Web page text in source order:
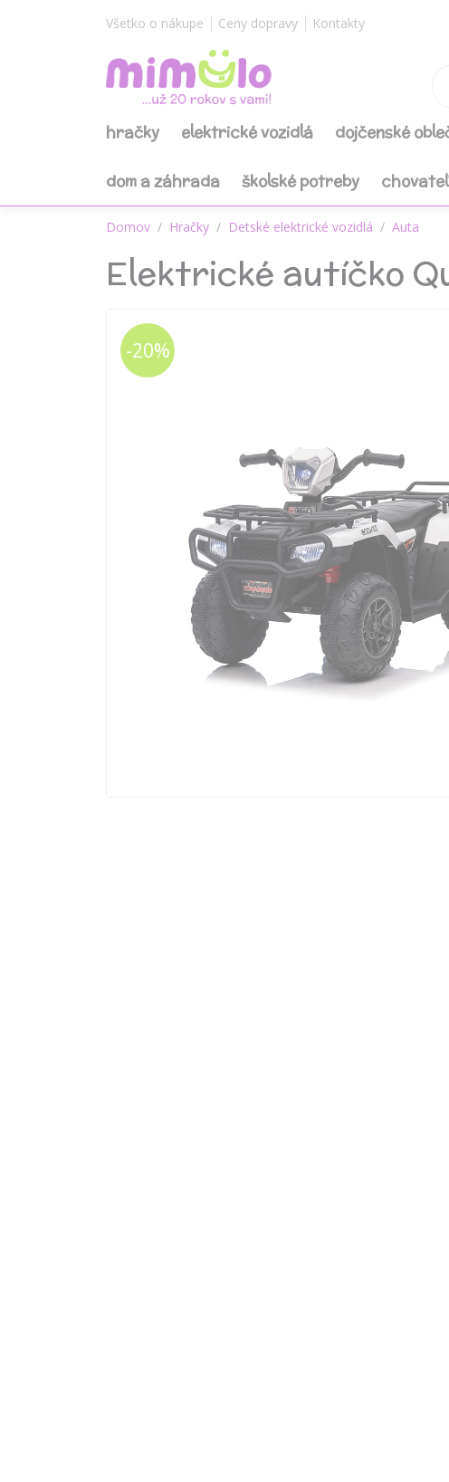
Všetko o nákupe Ceny dopravy Kontakty
hračky elektrické vozidlá dojčenské
dom a záhrada školské potreby
Domov Hračky Detské elektrické vozidlá Auta
Elektrické autíčko
-20%